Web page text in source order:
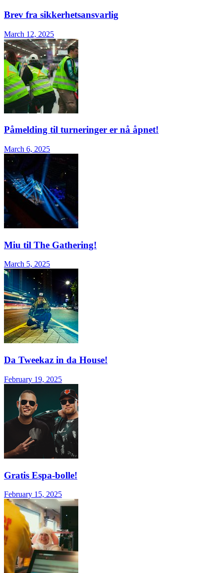
Brev fra sikkerhetsansvarlig
March 12, 2025
Påmelding til turneringer er nå åpnet!
March 6, 2025
Miu til The Gathering!
March 5, 2025
Da Tweekaz in da House!
February 19, 2025
Gratis Espa-bolle!
February 15, 2025